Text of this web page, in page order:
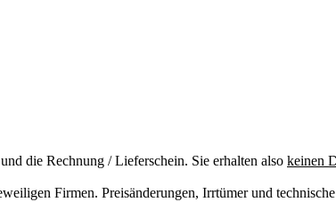
die Rechnung / Lieferschein. Sie erhalten also keinen
Firmen. Preisänderungen, Irrtümer und